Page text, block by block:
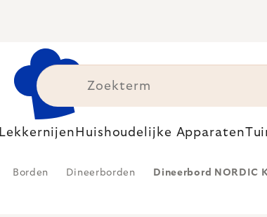
Lekkernijen Huishoudelijke Apparaten
Borden Dineerborden Dineerbord NORDIC